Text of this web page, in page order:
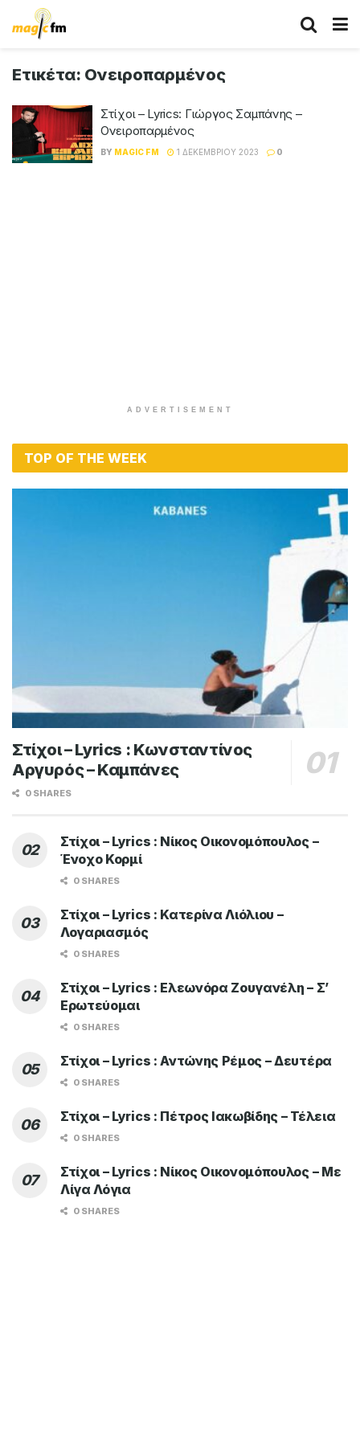
Ετικέτα: Ονειροπαρμένος
Στίχοι – Lyrics: Γιώργος Σαμπάνης –
Ονειροπαρμένος
BY MAGIC FM 1 ΔΕΚΕΜΒΡΊΟΥ 2023 0
ADVERTISEMENT
TOP OF THE WEEK
Στίχοι – Lyrics : Κωνσταντίνος
Αργυρός – Καμπάνες
0 SHARES
Στίχοι – Lyrics : Νίκος Οικονομόπουλος –
Ένοχο Κορμί
0 SHARES
Στίχοι – Lyrics : Κατερίνα Λιόλιου –
Λογαριασμός
0 SHARES
Στίχοι – Lyrics : Ελεωνόρα Ζουγανέλη – Σ’
Ερωτεύομαι
0 SHARES
Στίχοι – Lyrics : Αντώνης Ρέμος – Δευτέρα
0 SHARES
Στίχοι – Lyrics : Πέτρος Ιακωβίδης – Τέλεια
0 SHARES
Στίχοι – Lyrics : Νίκος Οικονομόπουλος – Με
Λίγα Λόγια
0 SHARES